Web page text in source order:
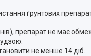
ґрунтових
препарат не має
не менше 14 діб.